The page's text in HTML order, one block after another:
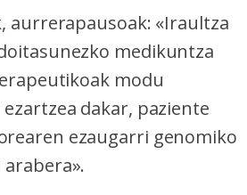
aurrerapausoak: «Iraultza
medikuntza
modu
dakar, paziente
ezaugarri genomiko